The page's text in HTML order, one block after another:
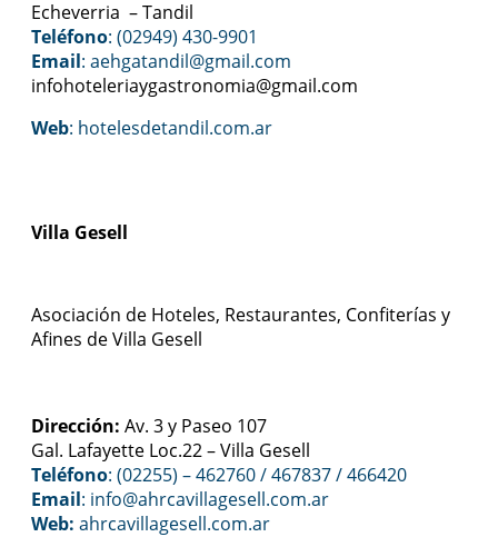
Echeverria – Tandil
Teléfono: (02949) 430-9901
Email: aehgatandil@gmail.com
infohoteleriaygastronomia@gmail.com
Web: hotelesdetandil.com.ar
Villa Gesell
Asociación de Hoteles, Restaurantes, Confiterías y
Afines de Villa Gesell
Dirección: Av. 3 y Paseo 107
Gal. Lafayette Loc.22 – Villa Gesell
Teléfono: (02255) – 462760 / 467837 / 466420
Email: info@ahrcavillagesell.com.ar
Web: ahrcavillagesell.com.ar